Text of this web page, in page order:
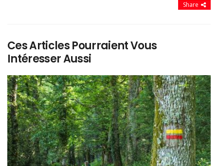
Share
Ces Articles Pourraient Vous
Intéresser Aussi